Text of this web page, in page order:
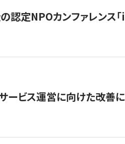
認定NPOカンファレン
ービス運営に向けた改善